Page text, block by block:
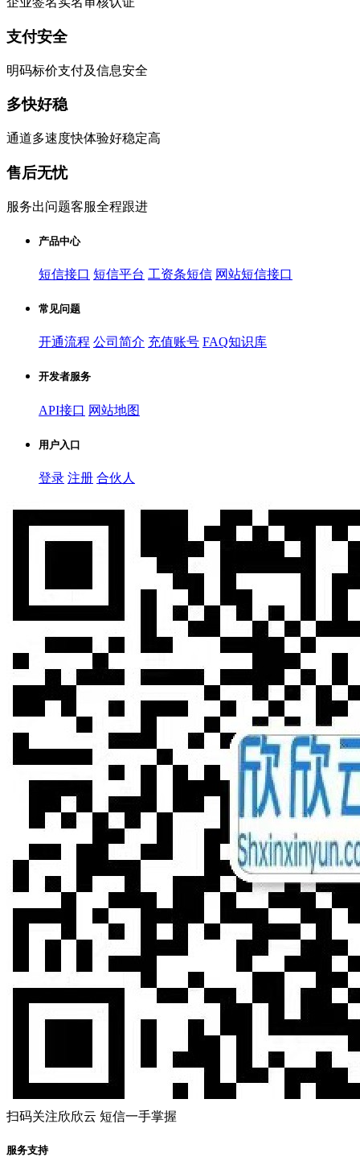
支付安全
明码标价支付及信息安全
多快好稳
通道多速度快体验好稳定高
售后无忧
服务出问题客服全程跟进
产品中心
短信接口 短信平台 工资条短信 网站短信接口
常见问题
开通流程 公司简介 充值账号 FAQ知识库
开发者服务
API接口 网站地图
用户入口
登录 注册 合伙人
扫码关注欣欣云 短信一手掌握
服务支持